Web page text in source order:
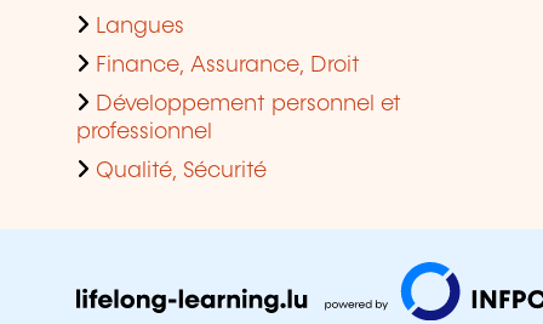
Langues
Finance, Assurance, Droit
Développement personnel et
professionnel
Qualité, Sécurité